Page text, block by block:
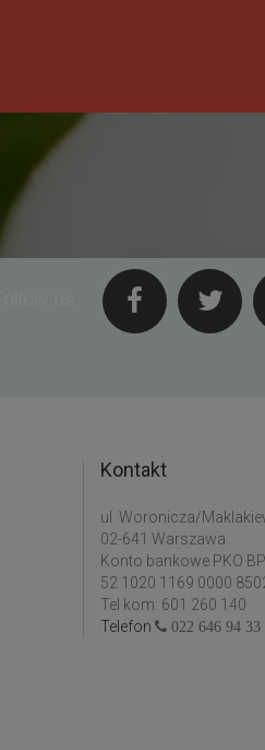
Kontakt
ul. Woronicza/
02-641 Warszawa
Konto bankowe PKO
52 1020 1169 0000
Tel kom: 601 260 140
Telefon
022 646 94 33